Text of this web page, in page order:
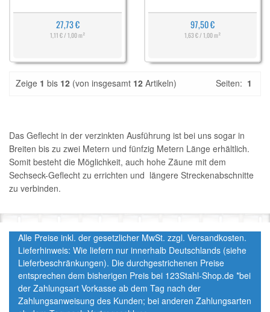
27,73 €
1,11 € / 1,00 m²
97,50 €
1,63 € / 1,00 m²
Zeige 1 bis 12 (von insgesamt 12 Artikeln) Seiten: 1
Das Geflecht in der verzinkten Ausführung ist bei uns sogar in
Breiten bis zu zwei Metern und fünfzig Metern Länge erhältlich.
Somit besteht die Möglichkeit, auch hohe Zäune mit dem
Sechseck-Geflecht zu errichten und längere Streckenabschnitte
zu verbinden.
Alle Preise inkl. der gesetzlicher MwSt. zzgl. Versandkosten.
Lieferhinweis: Wie liefern nur innerhalb Deutschlands (siehe
Lieferbeschränkungen). Die durchgestrichenen Preise
entsprechen dem bisherigen Preis bei 123Stahl-Shop.de *bei
der Zahlungsart Vorkasse ab dem Tag nach der
Zahlungsanweisung des Kunden; bei anderen Zahlungsarten